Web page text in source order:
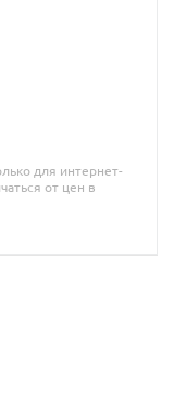
для интернет-
от цен в